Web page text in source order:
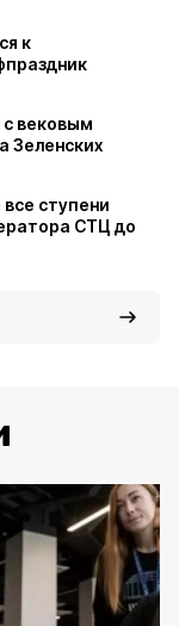
к
с вековым
Зеленских
ступени
СТЦ до